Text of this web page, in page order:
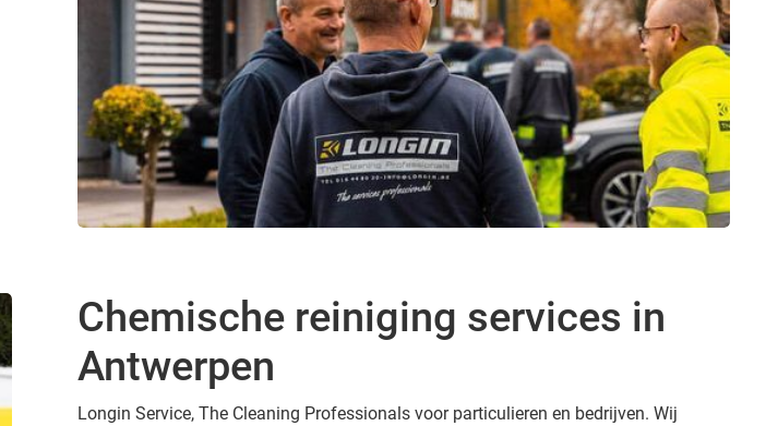
Chemische reiniging services in
Antwerpen
Longin Service, The Cleaning Professionals voor particulieren en bedrijven. Wij